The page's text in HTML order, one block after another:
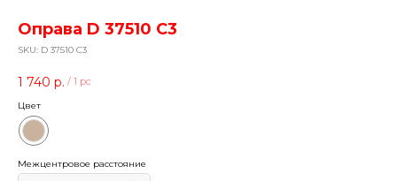
Оправа D 37510 C3
SKU: D 37510 C3
1 740 р. / 1 pc
Цвет
Межцентровое расстояние